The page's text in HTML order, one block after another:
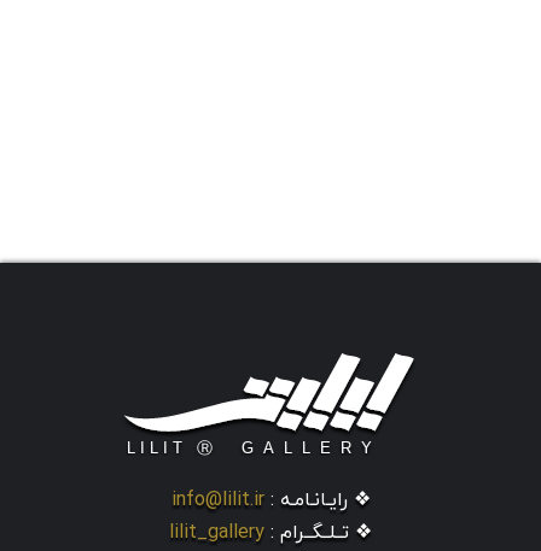
❖ رایـانـامـه : info@lilit.ir
❖ تــلــگــرام : lilit_gallery